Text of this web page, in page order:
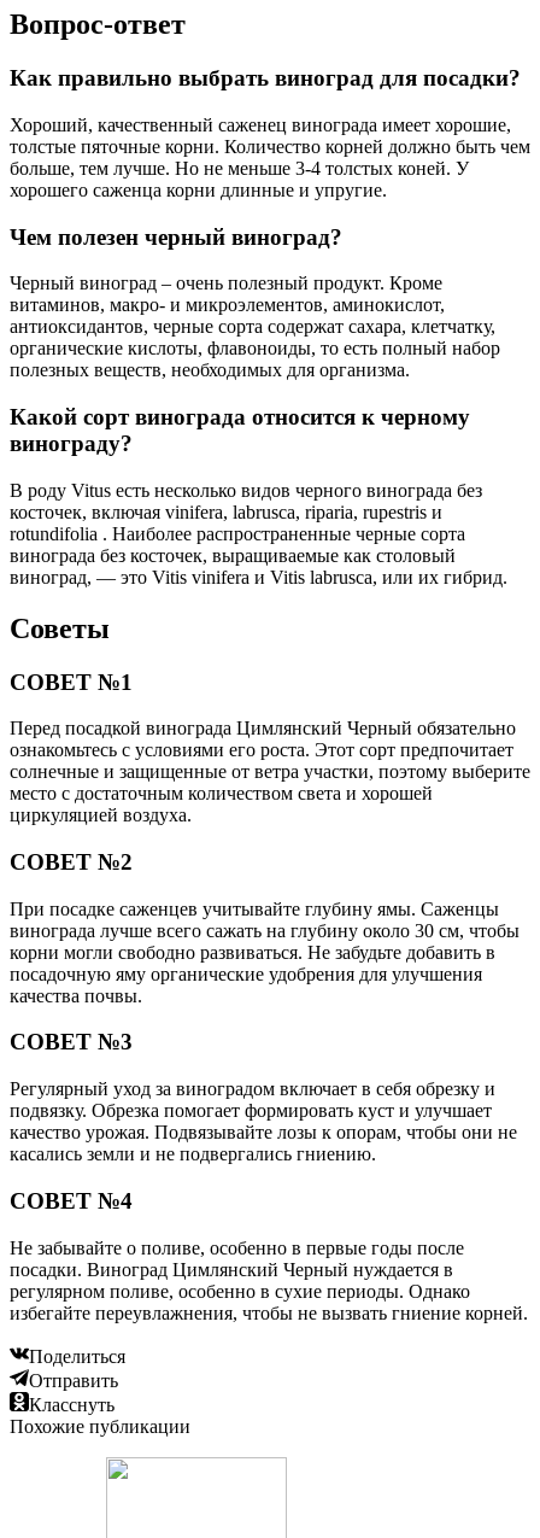
Вопрос-ответ
Как правильно выбрать виноград для посадки?
Хороший, качественный саженец винограда имеет хорошие,
толстые пяточные корни. Количество корней должно быть чем
больше, тем лучше. Но не меньше 3-4 толстых коней. У
хорошего саженца корни длинные и упругие.
Чем полезен черный виноград?
Черный виноград – очень полезный продукт. Кроме
витаминов, макро- и микроэлементов, аминокислот,
антиоксидантов, черные сорта содержат сахара, клетчатку,
органические кислоты, флавоноиды, то есть полный набор
полезных веществ, необходимых для организма.
Какой сорт винограда относится к черному
винограду?
В роду Vitus есть несколько видов черного винограда без
косточек, включая vinifera, labrusca, riparia, rupestris и
rotundifolia . Наиболее распространенные черные сорта
винограда без косточек, выращиваемые как столовый
виноград, — это Vitis vinifera и Vitis labrusca, или их гибрид.
Советы
СОВЕТ №1
Перед посадкой винограда Цимлянский Черный обязательно
ознакомьтесь с условиями его роста. Этот сорт предпочитает
солнечные и защищенные от ветра участки, поэтому выберите
место с достаточным количеством света и хорошей
циркуляцией воздуха.
СОВЕТ №2
При посадке саженцев учитывайте глубину ямы. Саженцы
винограда лучше всего сажать на глубину около 30 см, чтобы
корни могли свободно развиваться. Не забудьте добавить в
посадочную яму органические удобрения для улучшения
качества почвы.
СОВЕТ №3
Регулярный уход за виноградом включает в себя обрезку и
подвязку. Обрезка помогает формировать куст и улучшает
качество урожая. Подвязывайте лозы к опорам, чтобы они не
касались земли и не подвергались гниению.
СОВЕТ №4
Не забывайте о поливе, особенно в первые годы после
посадки. Виноград Цимлянский Черный нуждается в
регулярном поливе, особенно в сухие периоды. Однако
избегайте переувлажнения, чтобы не вызвать гниение корней.
Поделиться
Отправить
Класснуть
Похожие публикации